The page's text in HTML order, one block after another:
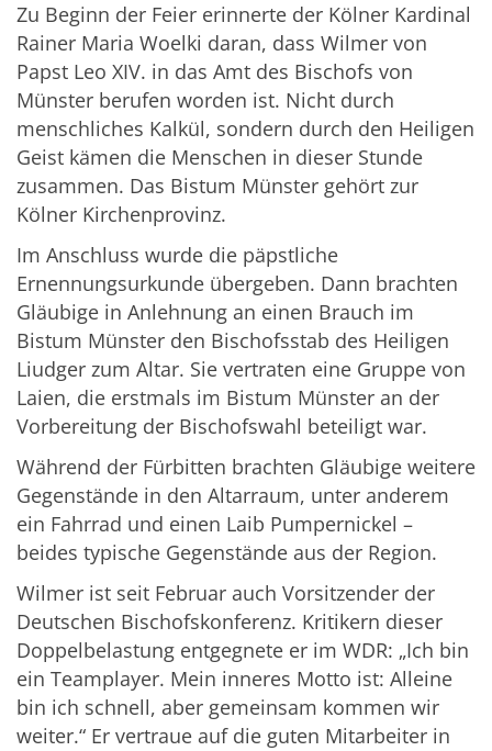
Zu Beginn der Feier erinnerte der Kölner Kardinal
Rainer Maria Woelki daran, dass Wilmer von
Papst Leo XIV. in das Amt des Bischofs von
Münster berufen worden ist. Nicht durch
menschliches Kalkül, sondern durch den Heiligen
Geist kämen die Menschen in dieser Stunde
zusammen. Das Bistum Münster gehört zur
Kölner Kirchenprovinz.
Im Anschluss wurde die päpstliche
Ernennungsurkunde übergeben. Dann brachten
Gläubige in Anlehnung an einen Brauch im
Bistum Münster den Bischofsstab des Heiligen
Liudger zum Altar. Sie vertraten eine Gruppe von
Laien, die erstmals im Bistum Münster an der
Vorbereitung der Bischofswahl beteiligt war.
Während der Fürbitten brachten Gläubige weitere
Gegenstände in den Altarraum, unter anderem
ein Fahrrad und einen Laib Pumpernickel –
beides typische Gegenstände aus der Region.
Wilmer ist seit Februar auch Vorsitzender der
Deutschen Bischofskonferenz. Kritikern dieser
Doppelbelastung entgegnete er im WDR: „Ich bin
ein Teamplayer. Mein inneres Motto ist: Alleine
bin ich schnell, aber gemeinsam kommen wir
weiter.“ Er vertraue auf die guten Mitarbeiter in